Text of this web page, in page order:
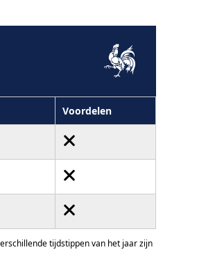
Voordelen
tijdstippen van het jaar zijn